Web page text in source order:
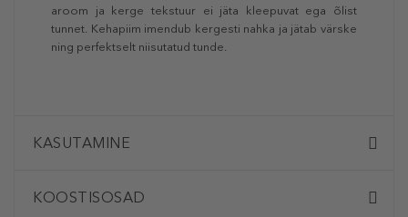
aroom ja kerge tekstuur ei jäta kleepuvat ega õlist
tunnet. Kehapiim imendub kergesti nahka ja jätab värske
ning perfektselt niisutatud tunde.
KASUTAMINE
KOOSTISOSAD